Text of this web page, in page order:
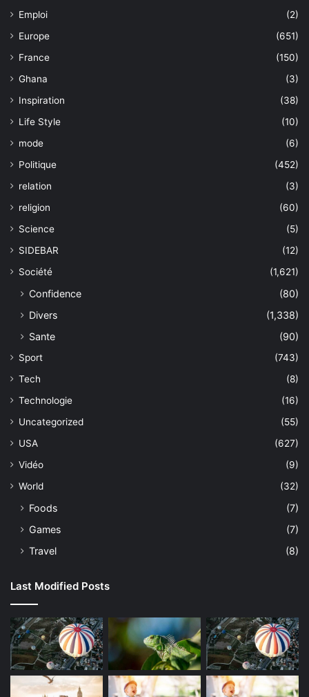
Emploi
(2)
Europe
(651)
France
(150)
Ghana
(3)
Inspiration
(38)
Life Style
(10)
mode
(6)
Politique
(452)
relation
(3)
religion
(60)
Science
(5)
SIDEBAR
(12)
Société
(1,621)
Confidence
(80)
Divers
(1,338)
Sante
(90)
Sport
(743)
Tech
(8)
Technologie
(16)
Uncategorized
(55)
USA
(627)
Vidéo
(9)
World
(32)
Foods
(7)
Games
(7)
Travel
(8)
Last Modified Posts